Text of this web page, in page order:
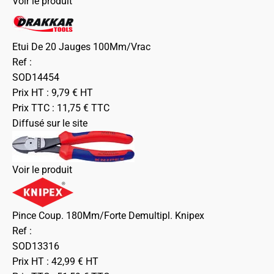
Etui De 20 Jauges 100Mm/Vrac
Ref :
SOD14454
Prix HT : 9,79 € HT
Prix TTC : 11,75 € TTC
Diffusé sur le site
Voir le produit
Pince Coup. 180Mm/Forte Demultipl. Knipex
Ref :
SOD13316
Prix HT : 42,99 € HT